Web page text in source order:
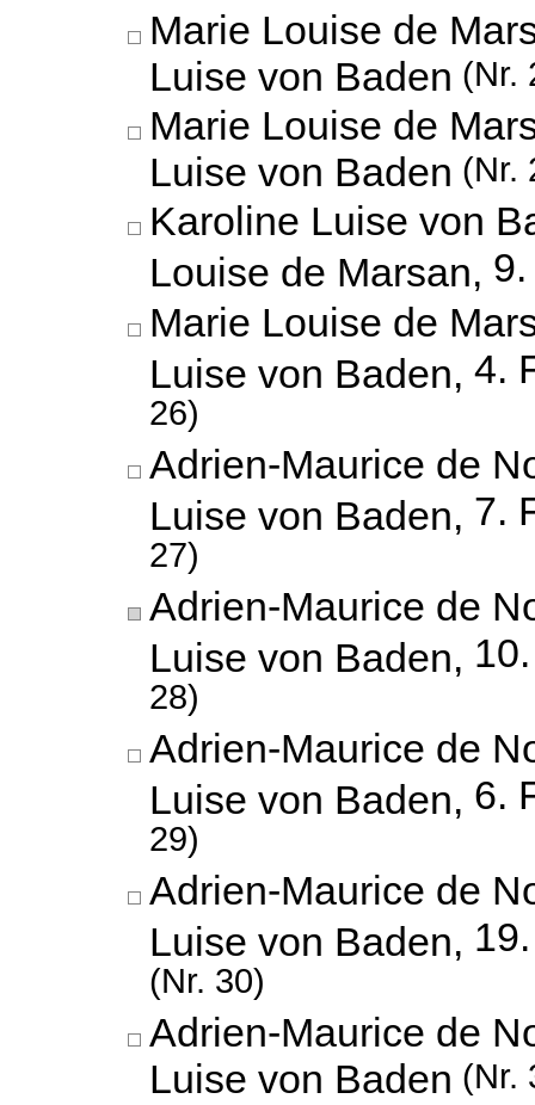
Marie Louise de
Luise von Baden (Nr.
Marie Louise de
Luise von Baden (Nr.
Karoline Luise von
Louise de Marsan,
Marie Louise de
Luise von Baden, 4.
26)
Adrien-Maurice de
Luise von Baden, 7.
27)
Adrien-Maurice de
Luise von Baden,
28)
Adrien-Maurice de
Luise von Baden, 6.
29)
Adrien-Maurice de
Luise von Baden,
(Nr. 30)
Adrien-Maurice de
Luise von Baden (Nr.